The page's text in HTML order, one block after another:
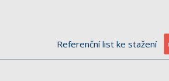
Referenční list ke stažení